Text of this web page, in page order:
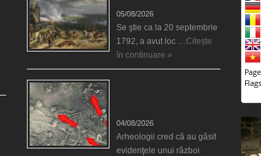
05/08/2026
Se ştie ca la 20 septembrie
1792, a avut loc …Citește
în continuare »
04/08/2026
Arheologii cred că au găsit
evidenţele unui război